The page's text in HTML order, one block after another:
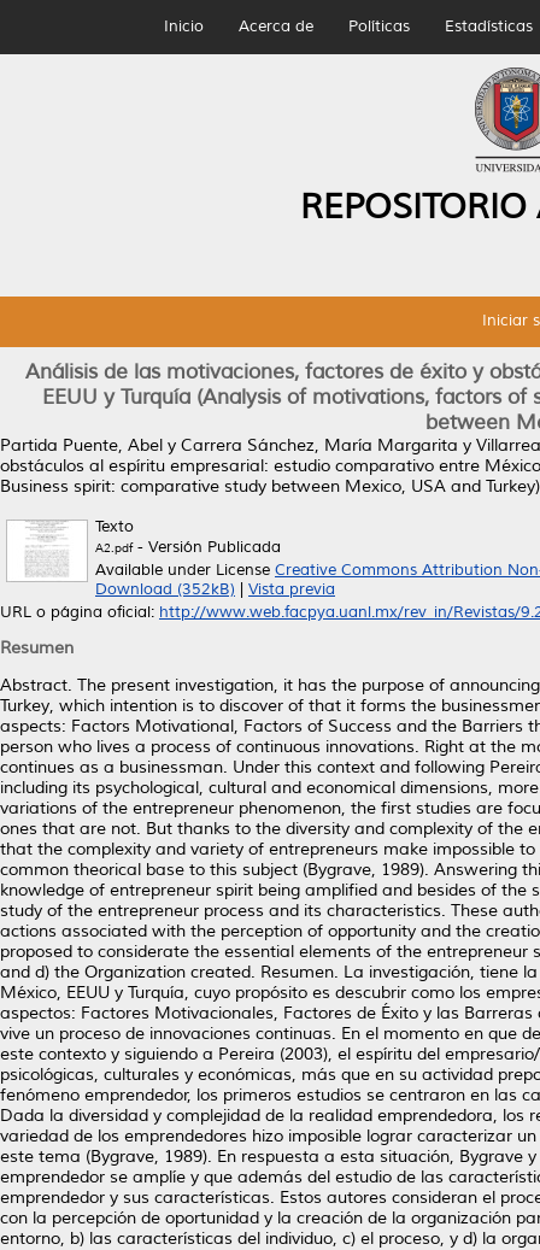
Inicio Acerca de Políticas Estadísticas
Iniciar
Análisis de las motivaciones, factores de éxito y
EEUU y Turquía (Analysis of motivations, factors
between
Partida Puente, Abel y Carrera Sánchez, María Margarita y
obstáculos al espíritu empresarial: estudio comparativo entre
Business spirit: comparative study between Mexico, USA and
Texto
A2.pdf- Versión Publicada
Available under License Creative Commons Attribution
Download (352kB)
Vista previa
URL o página oficial: http://www.web.facpya.uanl.mx/rev_in/Revistas/
Resumen
Abstract. The present investigation, it has the purpose of
Turkey, which intention is to discover of that it forms the
aspects: Factors Motivational, Factors of Success and the Barriers
person who lives a process of continuous innovations. Right at the
continues as a businessman. Under this context and following
including its psychological, cultural and economical dimensions,
variations of the entrepreneur phenomenon, the first studies are
ones that are not. But thanks to the diversity and complexity of the
that the complexity and variety of entrepreneurs make impossible
common theorical base to this subject (Bygrave, 1989). Answering
knowledge of entrepreneur spirit being amplified and besides of
study of the entrepreneur process and its characteristics. These
actions associated with the perception of opportunity and the
proposed to considerate the essential elements of the
and d) the Organization created. Resumen. La investigación, tiene
México, EEUU y Turquía, cuyo propósito es descubrir como los
aspectos: Factores Motivacionales, Factores de Éxito y las
vive un proceso de innovaciones continuas. En el momento en que
este contexto y siguiendo a Pereira (2003), el espíritu del
psicológicas, culturales y económicas, más que en su actividad
fenómeno emprendedor, los primeros estudios se centraron en las
Dada la diversidad y complejidad de la realidad emprendedora, los
variedad de los emprendedores hizo imposible lograr caracterizar
este tema (Bygrave, 1989). En respuesta a esta situación, Bygrave
emprendedor se amplíe y que además del estudio de las
emprendedor y sus características. Estos autores consideran el
con la percepción de oportunidad y la creación de la organización
entorno, b) las características del individuo, c) el proceso, y d) la